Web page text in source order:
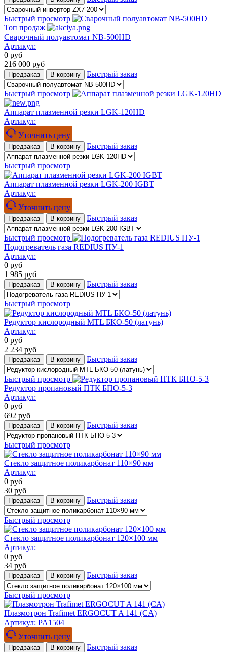
Быстрый просмотр
Топ продаж
Сварочный полуавтомат NB-500HD
Артикул:
0 руб
216 000 руб
Предзаказ В корзину Быстрый заказ
Быстрый просмотр
Аппарат плазменной резки LGK-120HD
Артикул:
Уточнить цену
Предзаказ В корзину Быстрый заказ
Быстрый просмотр
Аппарат плазменной резки LGK-200 IGBT
Артикул:
Уточнить цену
Предзаказ В корзину Быстрый заказ
Быстрый просмотр
Подогреватель газа REDIUS ПУ-1
Артикул:
0 руб
1 985 руб
Предзаказ В корзину Быстрый заказ
Быстрый просмотр
Редуктор кислородный MTL БКО-50 (латунь)
Артикул:
0 руб
2 234 руб
Предзаказ В корзину Быстрый заказ
Быстрый просмотр
Редуктор пропановый ПТК БПО-5-3
Артикул:
0 руб
692 руб
Предзаказ В корзину Быстрый заказ
Быстрый просмотр
Стекло защитное поликарбонат 110×90 мм
Артикул:
0 руб
30 руб
Предзаказ В корзину Быстрый заказ
Быстрый просмотр
Стекло защитное поликарбонат 120×100 мм
Артикул:
0 руб
34 руб
Предзаказ В корзину Быстрый заказ
Быстрый просмотр
Плазмотрон Trafimet ERGOCUT A 141 (CA)
Артикул: PA1504
Уточнить цену
Предзаказ В корзину Быстрый заказ